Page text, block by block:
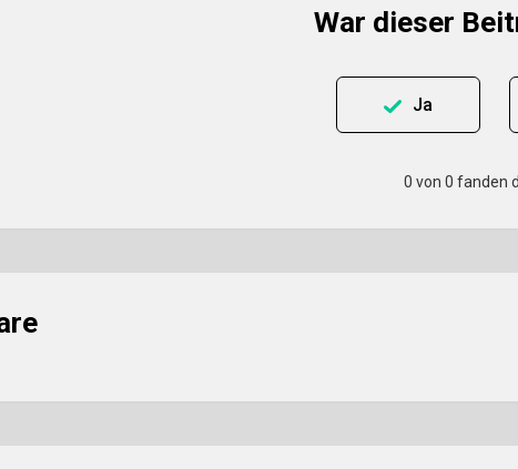
War dieser
Ja
0 von 0 fanden